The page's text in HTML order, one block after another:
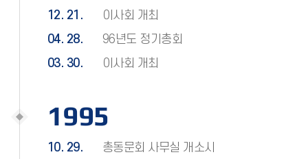
12. 21.
이사회 개최
04. 28.
96년도 정기총회
03. 30.
이사회 개최
1995
10. 29. 총동문회 사무실 개소시